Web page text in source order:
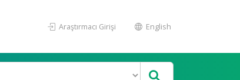
Araştırmacı Girişi English